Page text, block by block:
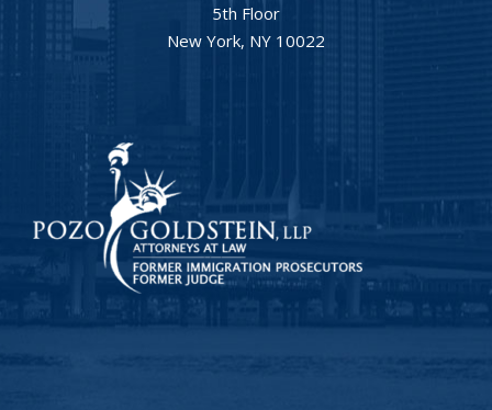
5th Floor
New York, NY 10022